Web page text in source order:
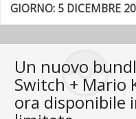
GIORNO: 5 DICEMBRE
Un nuovo
Switch + Mario
ora disponibile